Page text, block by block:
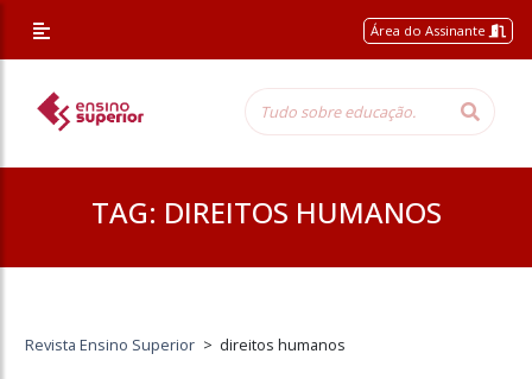
Área do Assinante
TAG: DIREITOS HUMANOS
Revista Ensino Superior > direitos humanos